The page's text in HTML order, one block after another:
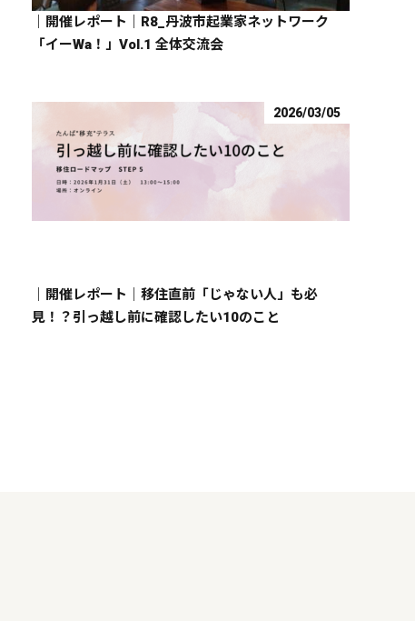
｜開催レポート｜R8_丹波市起業家ネットワーク
「イーWa！」Vol.1 全体交流会
2026/03/05
｜開催レポート｜移住直前「じゃない人」も必
見！？引っ越し前に確認したい10のこと